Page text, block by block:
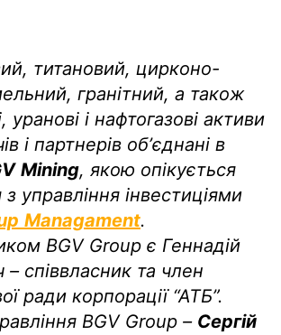
титановий, цирконо-
гранітний, а також
уранові і нафтогазові активи
і партнерів обʼєднані в
Mining, якою опікується
управління інвестиціями
Managament.
BGV Group є Геннадій
– співвласник та член
ради корпорації “АТБ”.
BGV Group – Сергій